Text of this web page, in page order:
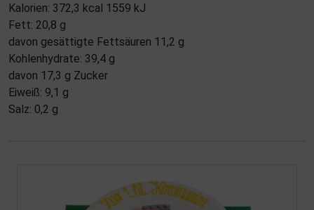
Kalorien: 372,3 kcal 1559 kJ
Fett: 20,8 g
davon gesättigte Fettsäuren 11,2 g
Kohlenhydrate: 39,4 g
davon 17,3 g Zucker
Eiweiß: 9,1 g
Salz: 0,2 g